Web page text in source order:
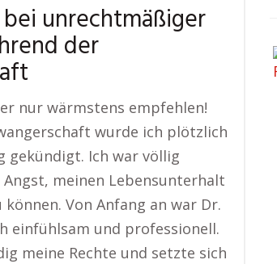
unrechtmäßiger
der
nur wärmstens empfehlen!
wurde ich plötzlich
gekündigt. Ich war völlig
meinen Lebensunterhalt
Von Anfang an war Dr.
einfühlsam und professionell.
meine Rechte und setzte sich